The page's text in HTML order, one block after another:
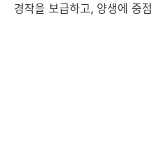
경작을 보급하고, 양생에 중